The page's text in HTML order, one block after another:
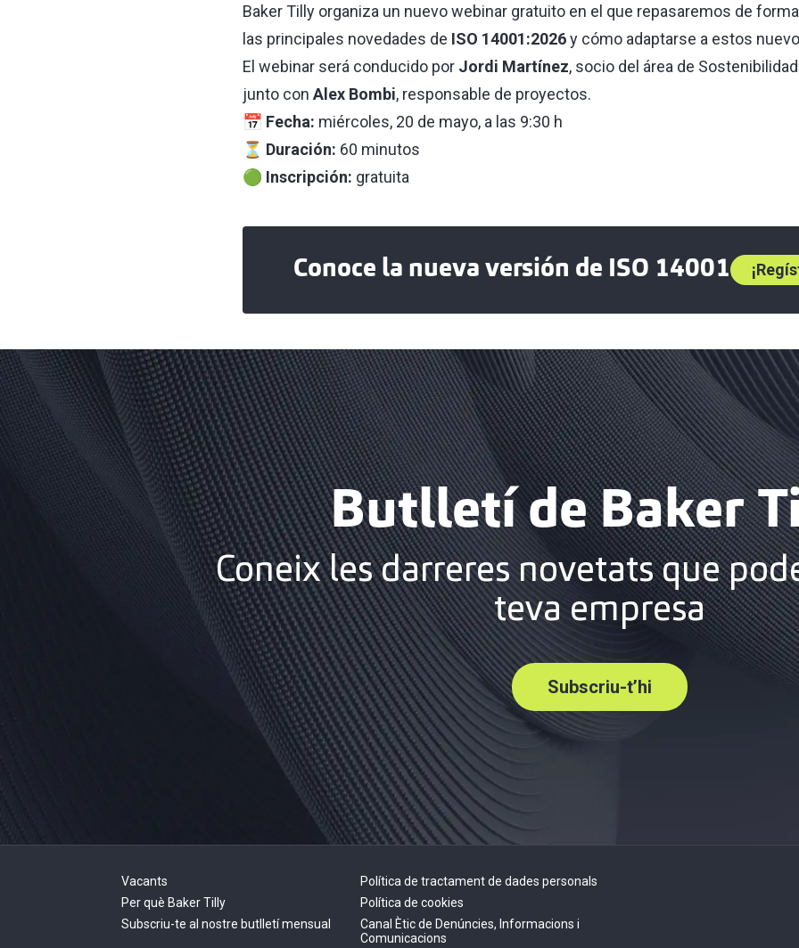
Baker Tilly organiza un nuevo webinar gratuito en el que repasaremos de
las principales novedades de ISO 14001:2026y cómo adaptarse a estos
El webinar será conducido por Jordi Martínez, socio del área de
junto con ⁠ Alex Bombi, responsable de proyectos.
📅 Fecha: miércoles, 20 de mayo, a las 9:30 h
⏳ Duración: 60 minutos
🟢 Inscripción: gratuita
Conoce la nueva versión de ISO 14001
Butlletí de Baker
Coneix les darreres novetats que
teva empresa
Subscriu-t’hi
Vacants
Per què Baker Tilly
Subscriu-te al nostre butlletí mensual
Política de tractament de dades personals
Política de cookies
Canal Ètic de Denúncies, Informacions i
Comunicacions